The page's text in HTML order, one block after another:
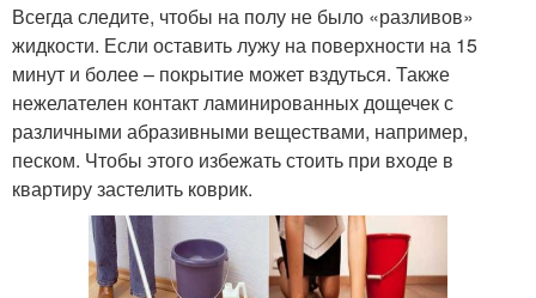
Всегда следите, чтобы на полу не было «разливов»
жидкости. Если оставить лужу на поверхности на 15
минут и более – покрытие может вздуться. Также
нежелателен контакт ламинированных дощечек с
различными абразивными веществами, например,
песком. Чтобы этого избежать стоить при входе в
квартиру застелить коврик.